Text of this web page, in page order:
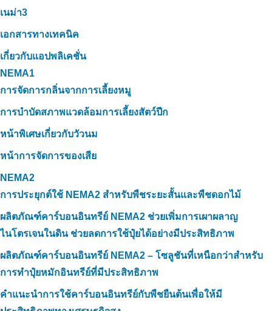
เนม่า3
เอกสารทางเทคนิค
เกี่ยวกับแอปพลิเคชั่น
NEMA1
การจัดการกลิ่นจากการเลี้ยงหมู
การบำบัดสภาพแวดล้อมการเลี้ยงสัตว์ปีก
หน้าพิเศษเกี่ยวกับวัวนม
หน้าการจัดการของเสีย
NEMA2
การประยุกต์ใช้ NEMA2 สำหรับพืชระยะสั้นและพืชดอกไม้
ผลิตภัณฑ์คาร์บอนอินทรีย์ NEMA2 ช่วยเพิ่มการเผาผลาญ
ไนโตรเจนในดิน ช่วยลดการใช้ปุ๋ยได้อย่างมีประสิทธิภาพ
ผลิตภัณฑ์คาร์บอนอินทรีย์ NEMA2 – โซลูชันที่เหนือกว่าสำหรับ
การทำปุ๋ยหมักอินทรีย์ที่มีประสิทธิภาพ
คำแนะนำการใช้คาร์บอนอินทรีย์กับพืชยืนต้นเพื่อให้มี